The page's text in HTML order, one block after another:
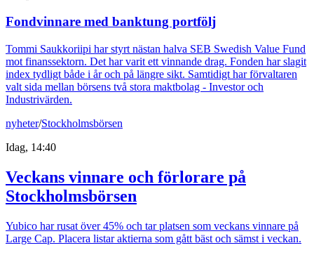
Fondvinnare med banktung portfölj
Tommi Saukkoriipi har styrt nästan halva SEB Swedish Value Fund
mot finanssektorn. Det har varit ett vinnande drag. Fonden har slagit
index tydligt både i år och på längre sikt. Samtidigt har förvaltaren
valt sida mellan börsens två stora maktbolag - Investor och
Industrivärden.
nyheter/Stockholmsbörsen
Idag, 14:40
Veckans vinnare och förlorare på
Stockholmsbörsen
Yubico har rusat över 45% och tar platsen som veckans vinnare på
Large Cap. Placera listar aktierna som gått bäst och sämst i veckan.